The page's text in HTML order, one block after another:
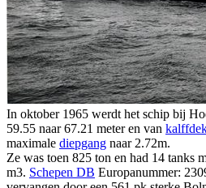
In oktober 1965 werdt het schip bij
59.55 naar 67.21 meter en van
maximale diepgang naar 2.72m.
Ze was toen 825 ton en had 14 tanks
m3. Schepen DB Europanummer: